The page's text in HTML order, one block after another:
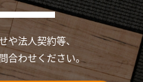
や法人契約等、
合わせください。